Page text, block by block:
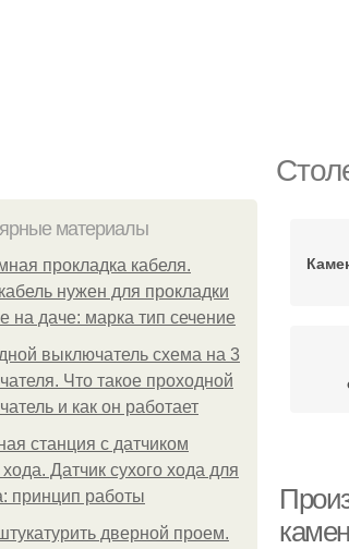
материалы
прокладка кабеля.
нужен для прокладки
на даче: марка тип сечение
выключатель схема на 3
Что такое проходной
и как он работает
станция с датчиком
хода. Датчик сухого хода для
принцип работы
дверной проем.